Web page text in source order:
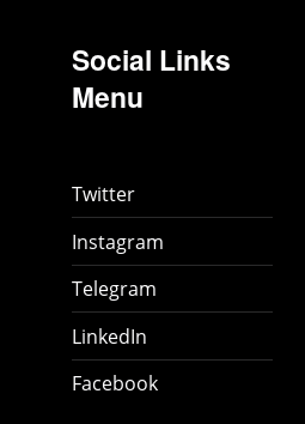
Social Links
Menu
Twitter
Instagram
Telegram
LinkedIn
Facebook